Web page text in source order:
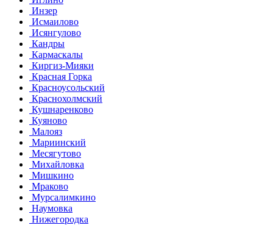
Инзер
Исмаилово
Исянгулово
Кандры
Кармаскалы
Киргиз-Мияки
Красная Горка
Красноусольский
Краснохолмский
Кушнаренково
Куяново
Малояз
Мариинский
Месягутово
Михайловка
Мишкино
Мраково
Мурсалимкино
Наумовка
Нижегородка